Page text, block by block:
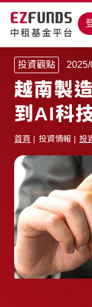
投資觀點
越南製
到AI科
首頁 投資情報 投